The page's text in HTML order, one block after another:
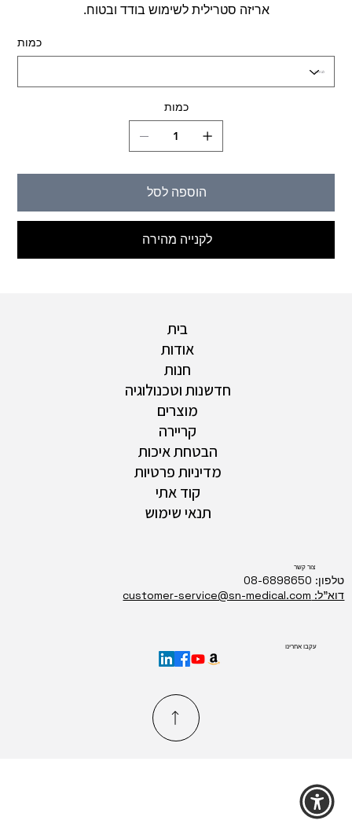
אריזה סטרילית לשימוש בודד ובטוח.
כמות
כמות
הוספה לסל
לקנייה מהירה
בית
אודות
חנות
חדשנות וטכנולוגיה
מוצרים
קריירה
הבטחת איכות
מדיניות פרטיות
קוד אתי
תנאי שימוש
עקבו אחרינו
צור קשר
טלפון: 08-6898650
דוא"ל: customer-service@sn-medical.com